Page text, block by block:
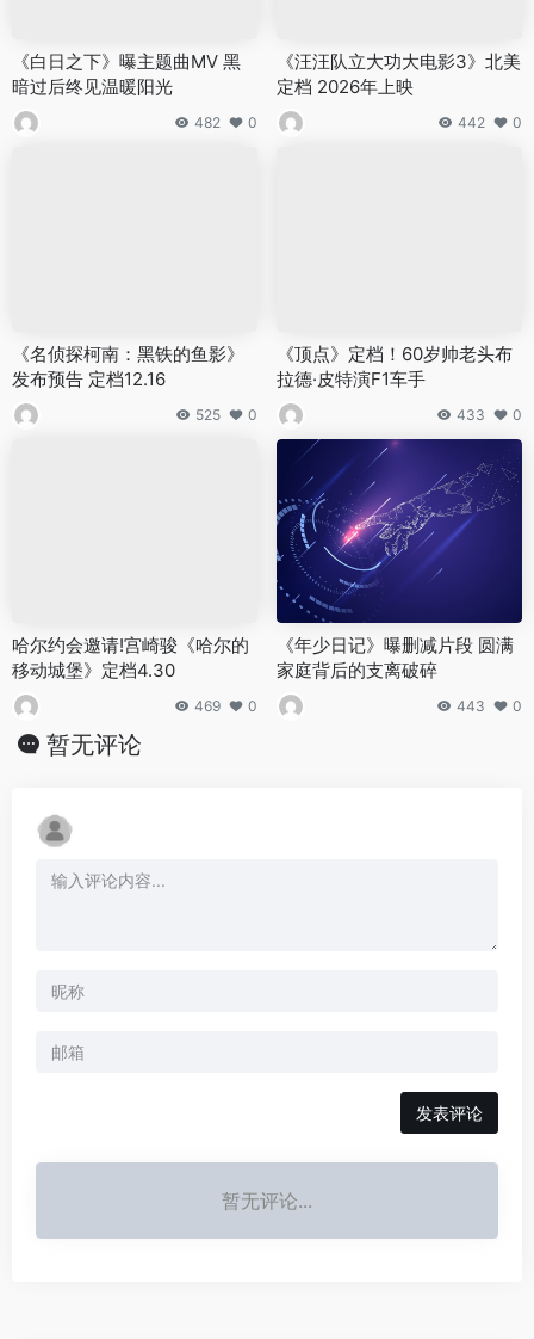
《白日之下》曝主题曲MV 黑
暗过后终见温暖阳光
482 0
《汪汪队立大功大电影3》北美
定档 2026年上映
442 0
《名侦探柯南：黑铁的鱼影》
发布预告 定档12.16
525 0
《顶点》定档！60岁帅老头布
拉德·皮特演F1车手
433 0
哈尔约会邀请!宫崎骏《哈尔的
移动城堡》定档4.30
469 0
《年少日记》曝删减片段 圆满
家庭背后的支离破碎
443 0
暂无评论
发表评论
暂无评论...